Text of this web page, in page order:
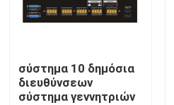
Ειδήσεις
Ενισχυτής συστημάτων PA
σύστημα 10 δημόσια
διευθύνσεων
σύστημα γεννητριών